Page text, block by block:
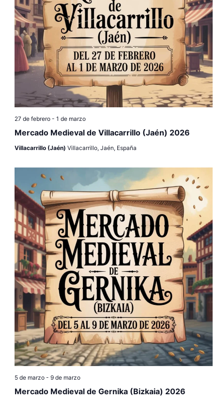
Mercado Medieval de Villacarrillo (Jaén) 2026
27 de febrero- 1 de marzo
Villacarrillo (Jaén) Villacarrillo, Jaén, España
Mercado Medieval de Gernika (Bizkaia) 2026
5 de marzo- 9 de marzo